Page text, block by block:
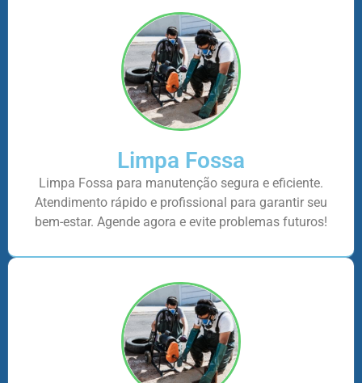
Limpa Fossa
Limpa Fossa para manutenção segura e eficiente.
Atendimento rápido e profissional para garantir seu
bem-estar. Agende agora e evite problemas futuros!